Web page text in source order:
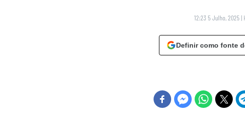
12:23 5 Julho, 2025 |
Definir como fonte